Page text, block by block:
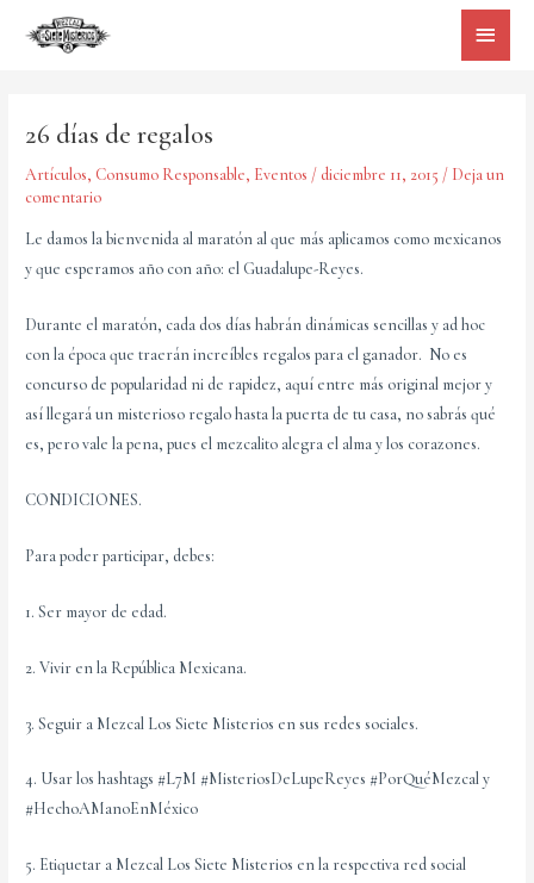
Menú
26 días de regalos
Artículos, Consumo Responsable, Eventos / diciembre 11, 2015 / Deja un
comentario
Le damos la bienvenida al maratón al que más aplicamos como mexicanos
y que esperamos año con año: el Guadalupe-Reyes.
Durante el maratón, cada dos días habrán dinámicas sencillas y ad hoc
con la época que traerán increíbles regalos para el ganador. No es
concurso de popularidad ni de rapidez, aquí entre más original mejor y
así llegará un misterioso regalo hasta la puerta de tu casa, no sabrás qué
es, pero vale la pena, pues el mezcalito alegra el alma y los corazones.
CONDICIONES.
Para poder participar, debes:
1. Ser mayor de edad.
2. Vivir en la República Mexicana.
3. Seguir a Mezcal Los Siete Misterios en sus redes sociales.
4. Usar los hashtags #L7M #MisteriosDeLupeReyes #PorQuéMezcal y
#HechoAManoEnMéxico
5. Etiquetar a Mezcal Los Siete Misterios en la respectiva red social